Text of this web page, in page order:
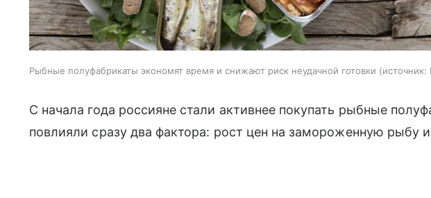
Рыбные полуфабрикаты экономят время и снижают риск неудачной готовки источник:
С начала года россияне стали активнее покупать рыбные
повлияли сразу два фактора: рост цен на замороженную рыбу